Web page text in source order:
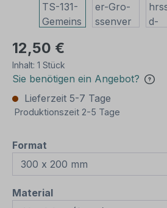
12,50 €
Inhalt: 1 Stück
Sie benötigen ein Angebot?
Lieferzeit 5-7 Tage
Produktionszeit 2-5 Tage
Format
Materialauswählen